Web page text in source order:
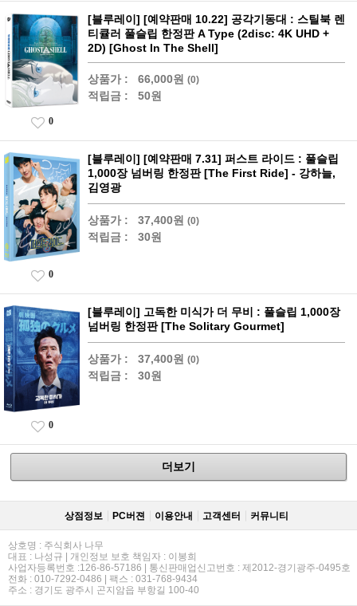
[블루레이] [예약판매 10.22] 공각기동대 : 스틸북 렌
티큘러 풀슬립 한정판 A Type (2disc: 4K UHD +
2D) [Ghost In The Shell]
상품가 : 66,000원 (0)
적립금 : 50원
0
[블루레이] [예약판매 7.31] 퍼스트 라이드 : 풀슬립
1,000장 넘버링 한정판 [The First Ride] - 강하늘,
김영광
상품가 : 37,400원 (0)
적립금 : 30원
0
[블루레이] 고독한 미식가 더 무비 : 풀슬립 1,000장
넘버링 한정판 [The Solitary Gourmet]
상품가 : 37,400원 (0)
적립금 : 30원
0
더보기
상점정보 PC버젼 이용안내 고객센터 커뮤니티
상호명 : 주식회사 나무
대표 : 나성규 | 개인정보 보호 책임자 : 이봉희
사업자등록번호 :126-86-57186 | 통신판매업신고번호 : 제2012-경기광주-0495호
전화 : 010-7292-0486 | 팩스 : 031-768-9434
주소 : 경기도 광주시 곤지암읍 부항길 100-40